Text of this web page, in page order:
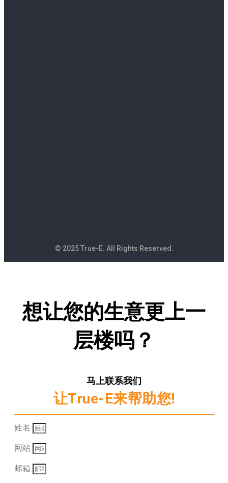
© 2025 True-E. All Rights Reserved.
想让您的生意更上一
层楼吗？
马上联系我们
让True-E来帮助您!
姓名
网站
邮箱